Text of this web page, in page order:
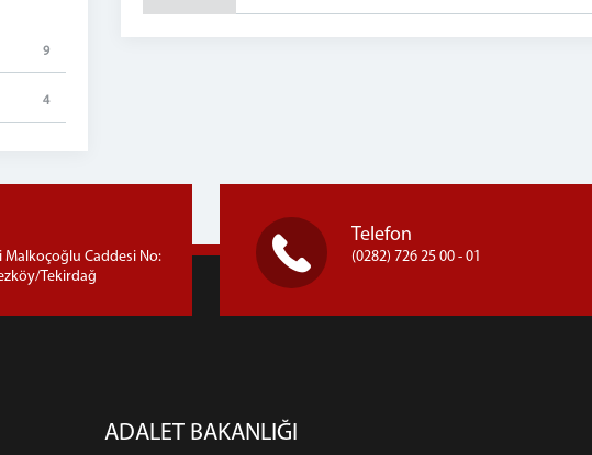
9
4
Malkoçoğlu Caddesi No:
Tekirdağ
Telefon
(0282) 726 25 00 - 01
ADALET BAKANLIĞI